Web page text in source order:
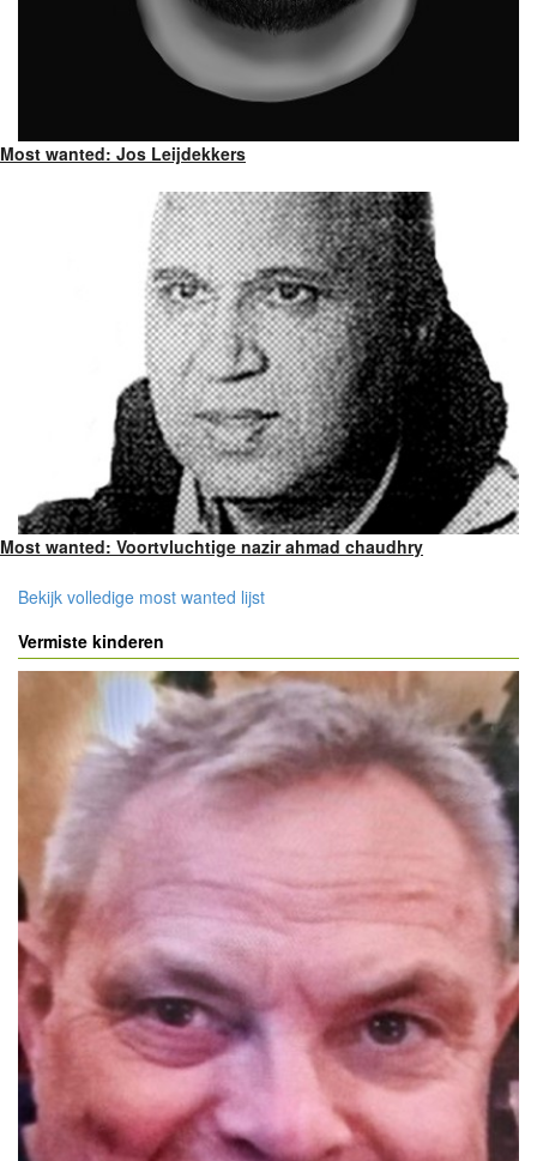
Most wanted: Jos Leijdekkers
Most wanted: Voortvluchtige nazir ahmad chaudhry
Bekijk volledige most wanted lijst
Vermiste kinderen